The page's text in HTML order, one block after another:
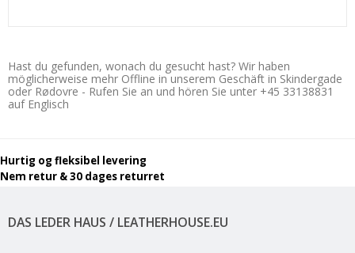
Hast du gefunden, wonach du gesucht hast? Wir haben
möglicherweise mehr Offline in unserem Geschäft in Skindergade
oder Rødovre - Rufen Sie an und hören Sie unter +45 33138831
auf Englisch
DAS LEDER HAUS / LEATHERHOUSE.EU
Hurtig og fleksibel levering
Nem retur & 30 dages returret